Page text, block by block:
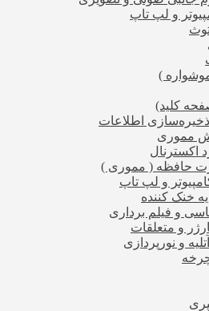
و لپ تاپ
)
کلید)
اطلاعات
مموری
اکسترنال
حافظه ( مموری )
و لپ تاپ
خنک کننده
و فیلم برداری
و متعلقات
و نورپردازی